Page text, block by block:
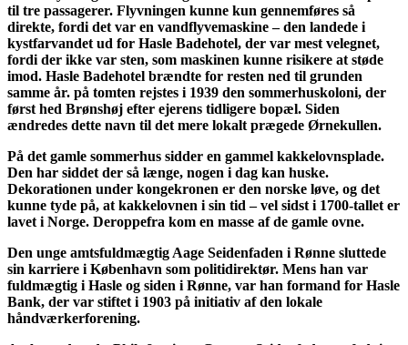
til tre passagerer. Flyvningen kunne kun gennemføres så
direkte, fordi det var en vandflyvemaskine – den landede i
kystfarvandet ud for Hasle Badehotel, der var mest velegnet,
fordi der ikke var sten, som maskinen kunne risikere at støde
imod. Hasle Badehotel brændte for resten ned til grunden
samme år. på tomten rejstes i 1939 den sommerhuskoloni, der
først hed Brønshøj efter ejerens tidligere bopæl. Siden
ændredes dette navn til det mere lokalt prægede Ørnekullen.
På det gamle sommerhus sidder en gammel kakkelovnsplade.
Den har siddet der så længe, nogen i dag kan huske.
Dekorationen under kongekronen er den norske løve, og det
kunne tyde på, at kakkelovnen i sin tid – vel sidst i 1700-tallet er
lavet i Norge. Deroppefra kom en masse af de gamle ovne.
Den unge amtsfuldmægtig Aage Seidenfaden i Rønne sluttede
sin karriere i København som politidirektør. Mens han var
fuldmægtig i Hasle og siden i Rønne, var han formand for Hasle
Bank, der var stiftet i 1903 på initiativ af den lokale
håndværkerforening.